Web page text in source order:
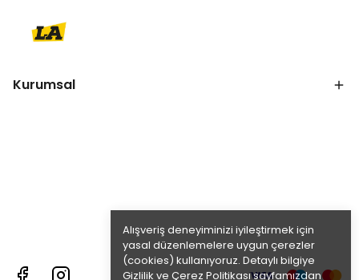
Alışveriş deneyiminizi iyileştirmek için
yasal düzenlemelere uygun çerezler
(cookies) kullanıyoruz. Detaylı bilgiye
Gizlilik ve Çerez Politikasısayfamızdan
Kurumsal